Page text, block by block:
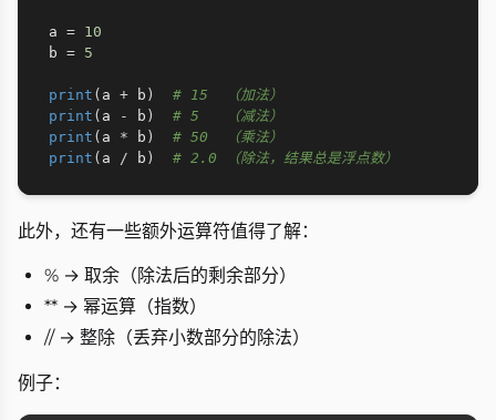
a = 10
b = 5
print ( a + b )
# 15  （加法）
print ( a - b )
# 5   （减法）
print ( a * b )
# 50  （乘法）
print ( a / b ) # 2.0 （除法，结果总是浮点数）
此外，还有一些额外运算符值得了解：
% → 取余（除法后的剩余部分）
** → 幂运算（指数）
// → 整除（丢弃小数部分的除法）
例子：